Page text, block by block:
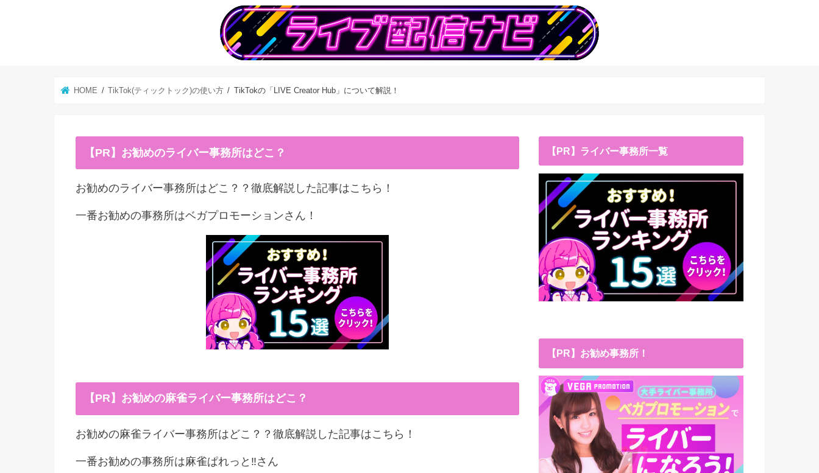
HOME TikTok(ティックトック)の使い方 TikTokの「LIVE Creator Hub」について解説！
【PR】お勧めのライバー事務所はどこ？
お勧めのライバー事務所はどこ？？徹底解説した記事はこちら！
一番お勧めの事務所はベガプロモーションさん！
【PR】お勧めの麻雀ライバー事務所はどこ？
お勧めの麻雀ライバー事務所はどこ？？徹底解説した記事はこちら！
一番お勧めの事務所は麻雀ぱれっと‼︎さん
【PR】ライバー事務所一覧
【PR】お勧め事務所！